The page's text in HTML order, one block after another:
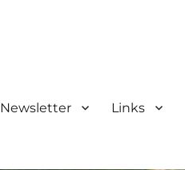
Newsletter Links